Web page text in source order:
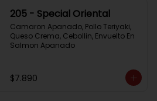
205 - Special Oriental
Camaron Apanado, Pollo Teriyaki,
Queso Crema, Cebollin, Envuelto En
Salmon Apanado
$7.890